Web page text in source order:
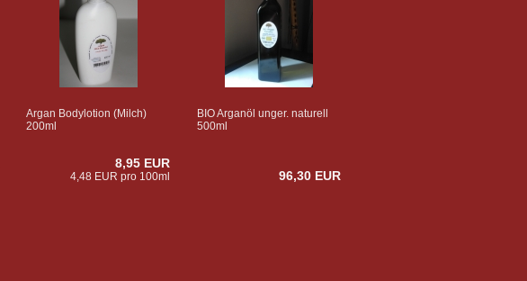
Argan Bodylotion (Milch)
200ml
8,95 EUR
4,48 EUR pro 100ml
BIO Arganöl unger. naturell
500ml
96,30 EUR